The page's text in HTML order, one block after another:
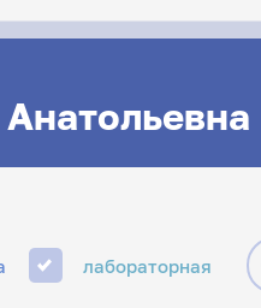
лабораторная